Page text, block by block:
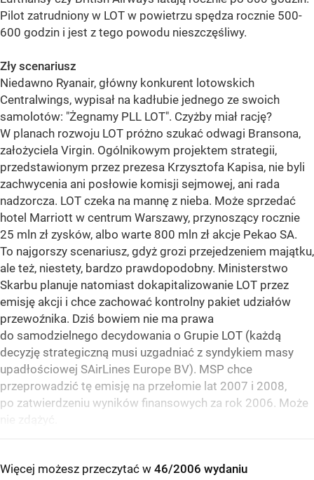
Pilot zatrudniony w LOT w powietrzu spędza rocznie 500-
600 godzin i jest z tego powodu nieszczęśliwy.
Zły scenariusz
Niedawno Ryanair, główny konkurent lotowskich
Centralwings, wypisał na kadłubie jednego ze swoich
samolotów: "Żegnamy PLL LOT". Czyżby miał rację?
W planach rozwoju LOT próżno szukać odwagi Bransona,
założyciela Virgin. Ogólnikowym projektem strategii,
przedstawionym przez prezesa Krzysztofa Kapisa, nie byli
zachwycenia ani posłowie komisji sejmowej, ani rada
nadzorcza. LOT czeka na mannę z nieba. Może sprzedać
hotel Marriott w centrum Warszawy, przynoszący rocznie
25 mln zł zysków, albo warte 800 mln zł akcje Pekao SA.
To najgorszy scenariusz, gdyż grozi przejedzeniem majątku,
ale też, niestety, bardzo prawdopodobny. Ministerstwo
Skarbu planuje natomiast dokapitalizowanie LOT przez
emisję akcji i chce zachować kontrolny pakiet udziałów
przewoźnika. Dziś bowiem nie ma prawa
do samodzielnego decydowania o Grupie LOT (każdą
decyzję strategiczną musi uzgadniać z syndykiem masy
upadłościowej SAirLines Europe BV). MSP chce
przeprowadzić tę emisję na przełomie lat 2007 i 2008,
po zatwierdzeniu wyników finansowych za rok 2006. Może
nie zdążyć.
Więcej możesz przeczytać w 46/2006 wydaniu